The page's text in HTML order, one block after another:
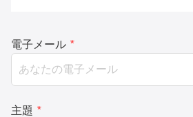
電子メール *
主題 *